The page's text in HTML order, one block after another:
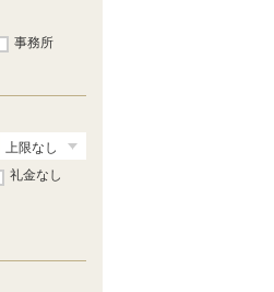
事務所
礼金なし